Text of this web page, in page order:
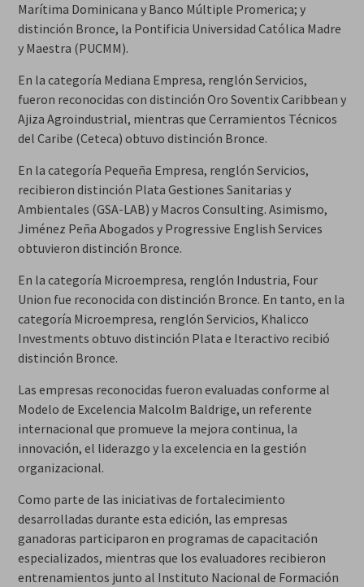
Marítima Dominicana y Banco Múltiple Promerica; y
distinción Bronce, la Pontificia Universidad Católica Madre
y Maestra (PUCMM).
En la categoría Mediana Empresa, renglón Servicios,
fueron reconocidas con distinción Oro Soventix Caribbean y
Ajiza Agroindustrial, mientras que Cerramientos Técnicos
del Caribe (Ceteca) obtuvo distinción Bronce.
En la categoría Pequeña Empresa, renglón Servicios,
recibieron distinción Plata Gestiones Sanitarias y
Ambientales (GSA-LAB) y Macros Consulting. Asimismo,
Jiménez Peña Abogados y Progressive English Services
obtuvieron distinción Bronce.
En la categoría Microempresa, renglón Industria, Four
Union fue reconocida con distinción Bronce. En tanto, en la
categoría Microempresa, renglón Servicios, Khalicco
Investments obtuvo distinción Plata e Iteractivo recibió
distinción Bronce.
Las empresas reconocidas fueron evaluadas conforme al
Modelo de Excelencia Malcolm Baldrige, un referente
internacional que promueve la mejora continua, la
innovación, el liderazgo y la excelencia en la gestión
organizacional.
Como parte de las iniciativas de fortalecimiento
desarrolladas durante esta edición, las empresas
ganadoras participaron en programas de capacitación
especializados, mientras que los evaluadores recibieron
entrenamientos junto al Instituto Nacional de Formación